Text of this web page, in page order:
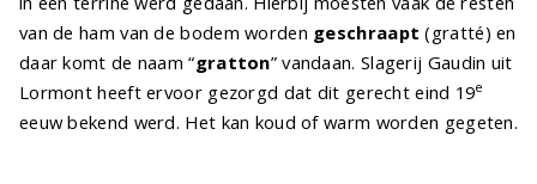
van de ham van de bodem worden geschraapt (gratté) en
daar komt de naam “gratton” vandaan. Slagerij Gaudin uit
Lormont heeft ervoor gezorgd dat dit gerecht eind 19e
eeuw bekend werd. Het kan koud of warm worden gegeten.